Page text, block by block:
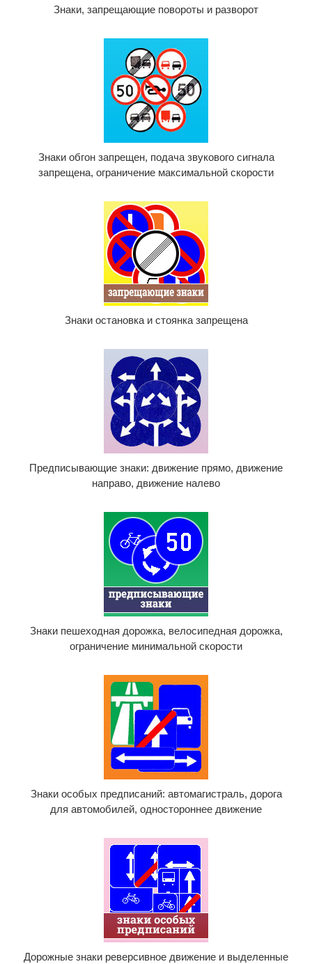
Знаки, запрещающие повороты и разворот
Знаки обгон запрещен, подача звукового сигнала
запрещена, ограничение максимальной скорости
Знаки остановка и стоянка запрещена
Предписывающие знаки: движение прямо, движение
направо, движение налево
Знаки пешеходная дорожка, велосипедная дорожка,
ограничение минимальной скорости
Знаки особых предписаний: автомагистраль, дорога
для автомобилей, одностороннее движение
Дорожные знаки реверсивное движение и выделенные